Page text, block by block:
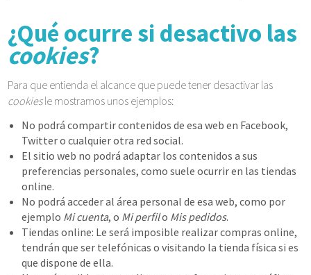
¿Qué ocurre si desactivo las
cookies?
Para que entienda el alcance que puede tener desactivar las
cookiesle mostramos unos ejemplos:
No podrá compartir contenidos de esa web en Facebook,
Twitter o cualquier otra red social.
El sitio web no podrá adaptar los contenidos a sus
preferencias personales, como suele ocurrir en las tiendas
online.
No podrá acceder al área personal de esa web, como por
ejemplo Mi cuenta, o Mi perfilo Mis pedidos.
Tiendas online: Le será imposible realizar compras online,
tendrán que ser telefónicas o visitando la tienda física si es
que dispone de ella.